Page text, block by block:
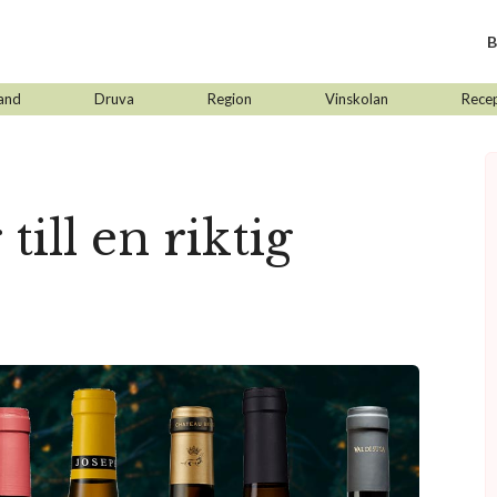
Druva Region Vinskolan
till en riktig